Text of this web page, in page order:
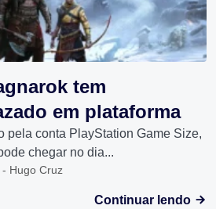
tem
em plataforma
pela conta PlayStation Game Size,
chegar no dia...
Hugo Cruz
Continuar lendo